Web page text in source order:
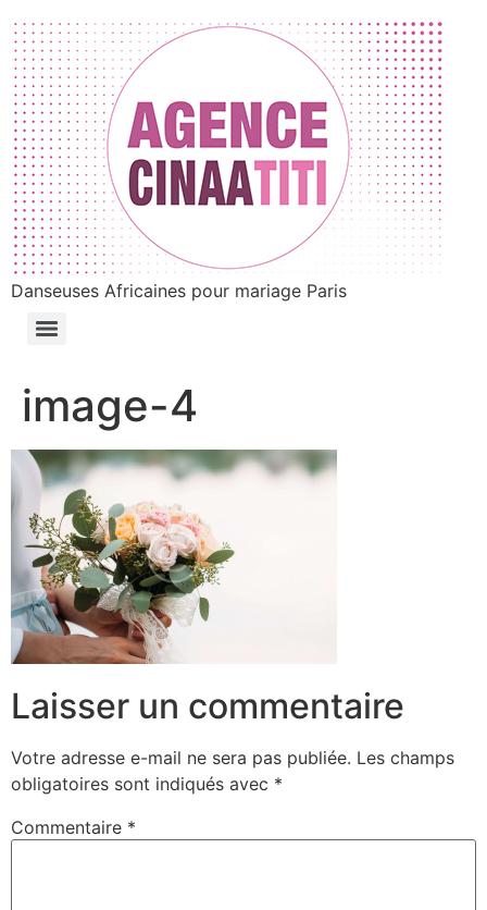
Danseuses Africaines pour mariage Paris
image-4
Laisser un commentaire
Votre adresse e-mail ne sera pas publiée. Les champs
obligatoires sont indiqués avec *
Commentaire *